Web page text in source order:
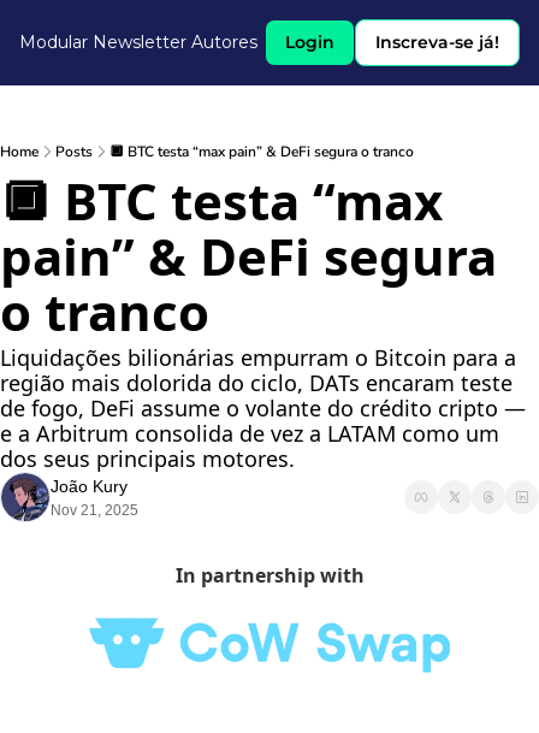
Modular Newsletter Autores Login Inscreva-se já!
Home Posts 🔲 BTC testa “max pain” & DeFi segura o tranco
🔲 BTC testa “max
pain” & DeFi segura
o tranco
Liquidações bilionárias empurram o Bitcoin para a
região mais dolorida do ciclo, DATs encaram teste
de fogo, DeFi assume o volante do crédito cripto —
e a Arbitrum consolida de vez a LATAM como um
dos seus principais motores.
João Kury
Nov 21, 2025
In partnership with